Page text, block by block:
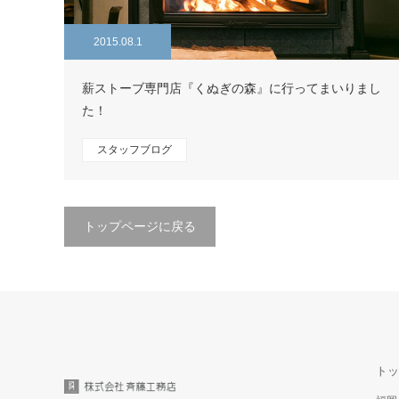
2015.08.1
薪ストーブ専門店『くぬぎの森』に行ってまいりまし
た！
スタッフブログ
トップページに戻る
ト